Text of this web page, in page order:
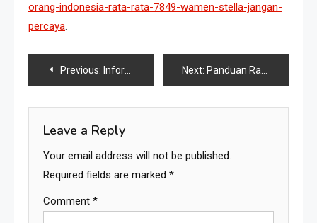
orang-indonesia-rata-rata-7849-wamen-stella-jangan-
percaya.
Previous: Informasi Pembelajaran selama Bulan Ramadhan Next: Panduan Ramadhan untuk Siswa SMPN 3 Grogol: Hindari Gangguan, Perbanyak Kebaikan!
Leave a Reply
Your email address will not be published.
Required fields are marked *
Comment *